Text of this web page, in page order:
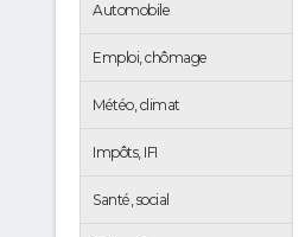
Automobile
Emploi, chômage
Météo, climat
Impôts, IFI
Santé, social